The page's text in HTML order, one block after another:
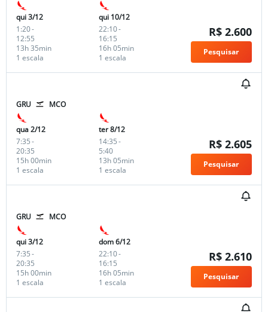
qui 3/12
1:20-
12:55
1 escala
13h 35min
qui 10/12
22:10-
16:15
1 escala
16h 05min
R$ 2.600
Pesquisar
GRU MCO
qua 2/12
7:35-
20:35
1 escala
15h 00min
ter 8/12
14:35-
5:40
1 escala
13h 05min
R$ 2.605
Pesquisar
GRU MCO
qui 3/12
7:35-
20:35
1 escala
15h 00min
dom 6/12
22:10-
16:15
1 escala
16h 05min
R$ 2.610
Pesquisar